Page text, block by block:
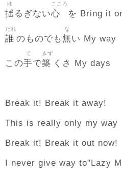
揺
ゆ
るぎない心
こころ
を Bring it
誰
だれ
のものでも無
な
い My way
この手
て
で築
きず
くさ My days
Break it! Break it away!
This is really only my way
Break it! Break it out now!
I never give way to"Lazy